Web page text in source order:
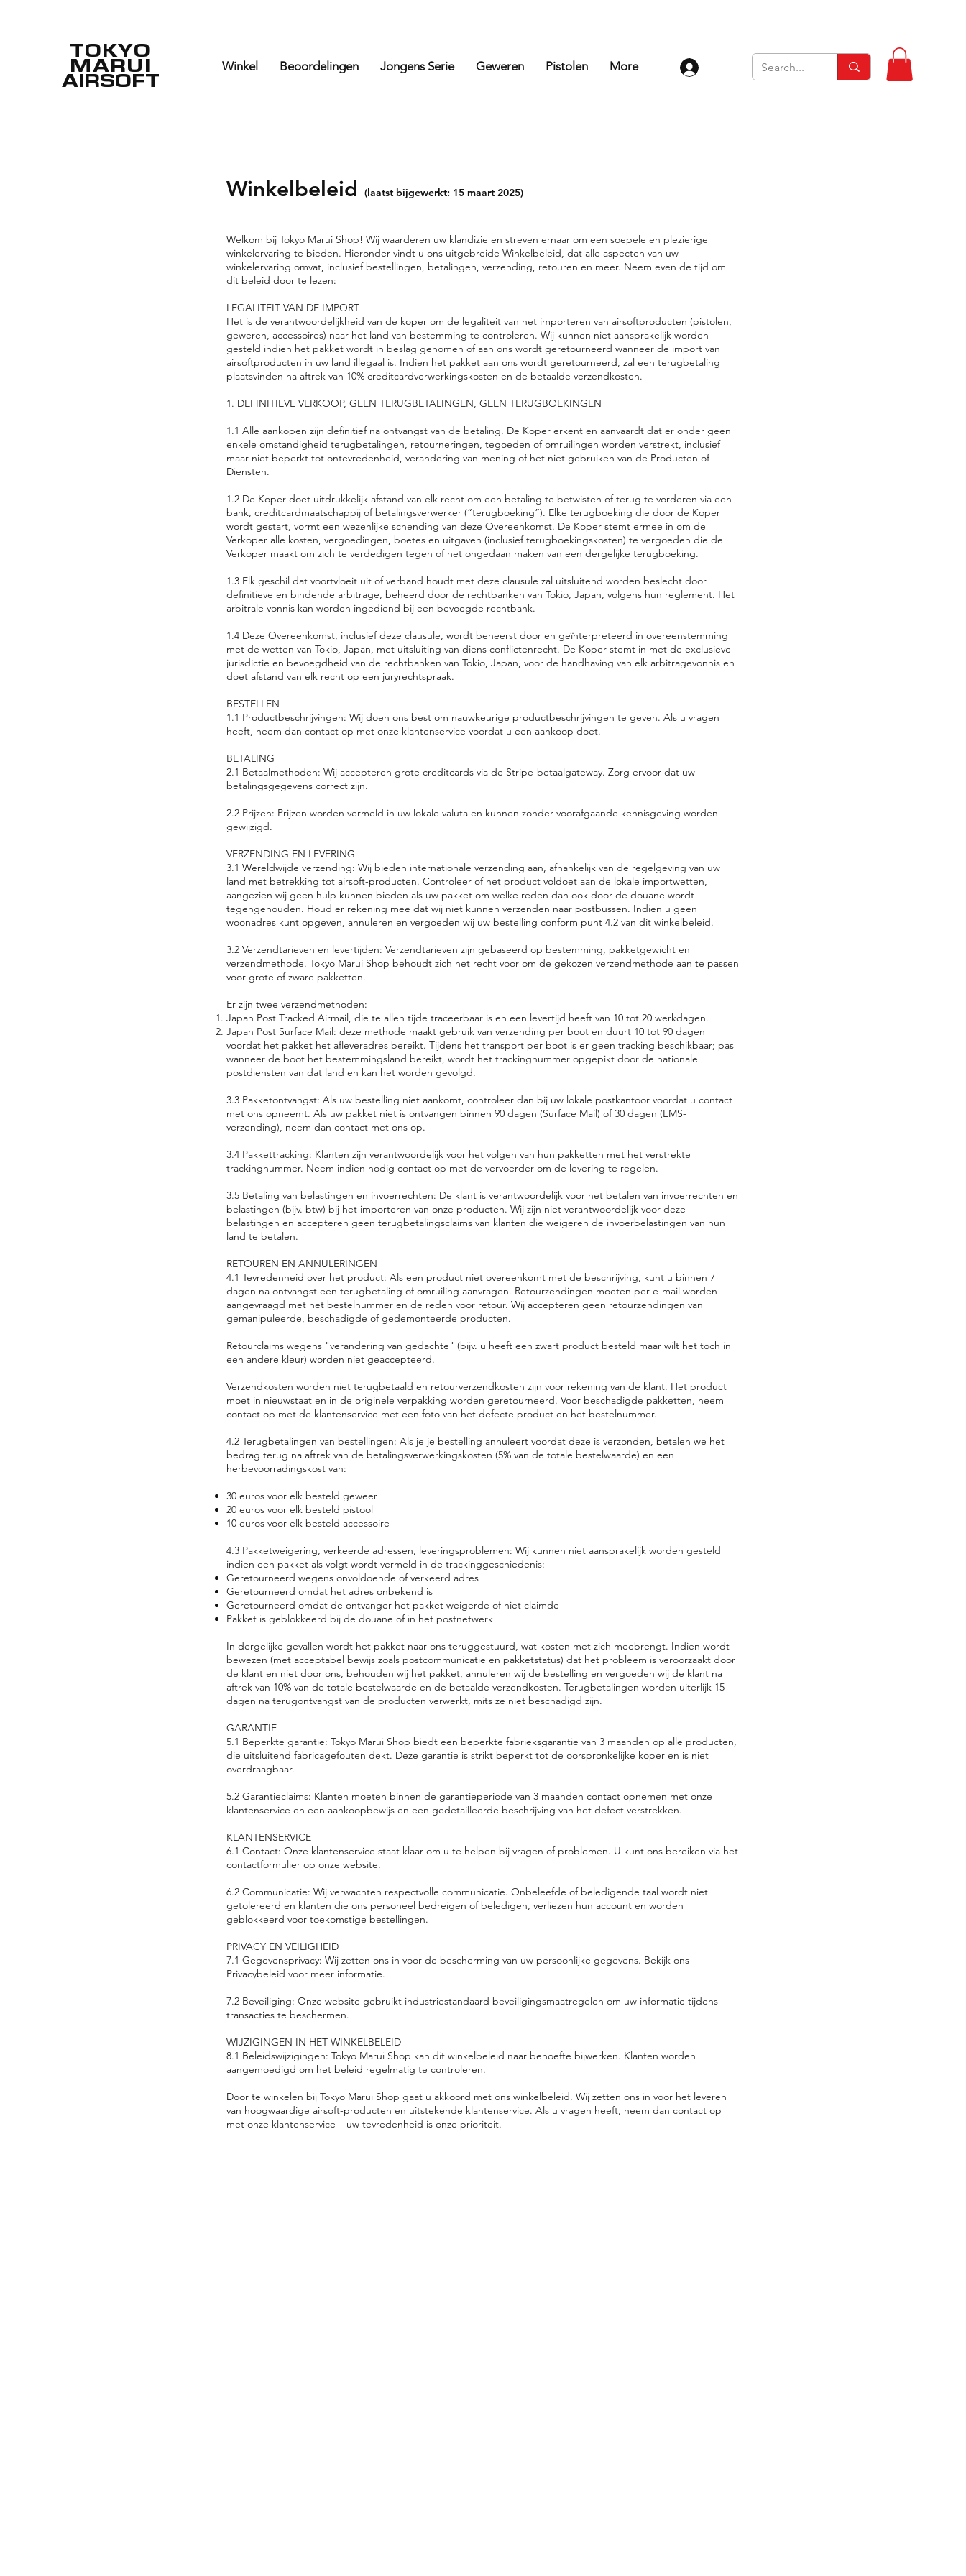
TOKYO
MARUI
AIRSOFT
Winkel Beoordelingen Jongens Serie Geweren Pistolen More
Winkelbeleid (laatst bijgewerkt: 15 maart 2025)
Welkom bij Tokyo Marui Shop! Wij waarderen uw klandizie en streven ernaar om een soepele en plezierige
winkelervaring te bieden. Hieronder vindt u ons uitgebreide Winkelbeleid, dat alle aspecten van uw
winkelervaring omvat, inclusief bestellingen, betalingen, verzending, retouren en meer. Neem even de tijd om
dit beleid door te lezen:
LEGALITEIT VAN DE IMPORT
Het is de verantwoordelijkheid van de koper om de legaliteit van het importeren van airsoftproducten (pistolen,
geweren, accessoires) naar het land van bestemming te controleren. Wij kunnen niet aansprakelijk worden
gesteld indien het pakket wordt in beslag genomen of aan ons wordt geretourneerd wanneer de import van
airsoftproducten in uw land illegaal is. Indien het pakket aan ons wordt geretourneerd, zal een terugbetaling
plaatsvinden na aftrek van 10% creditcardverwerkingskosten en de betaalde verzendkosten.
1. DEFINITIEVE VERKOOP, GEEN TERUGBETALINGEN, GEEN TERUGBOEKINGEN
1.1 Alle aankopen zijn definitief na ontvangst van de betaling. De Koper erkent en aanvaardt dat er onder geen
enkele omstandigheid terugbetalingen, retourneringen, tegoeden of omruilingen worden verstrekt, inclusief
maar niet beperkt tot ontevredenheid, verandering van mening of het niet gebruiken van de Producten of
Diensten.
1.2 De Koper doet uitdrukkelijk afstand van elk recht om een betaling te betwisten of terug te vorderen via een
bank, creditcardmaatschappij of betalingsverwerker (“terugboeking”). Elke terugboeking die door de Koper
wordt gestart, vormt een wezenlijke schending van deze Overeenkomst. De Koper stemt ermee in om de
Verkoper alle kosten, vergoedingen, boetes en uitgaven (inclusief terugboekingskosten) te vergoeden die de
Verkoper maakt om zich te verdedigen tegen of het ongedaan maken van een dergelijke terugboeking.
1.3 Elk geschil dat voortvloeit uit of verband houdt met deze clausule zal uitsluitend worden beslecht door
definitieve en bindende arbitrage, beheerd door de rechtbanken van Tokio, Japan, volgens hun reglement. Het
arbitrale vonnis kan worden ingediend bij een bevoegde rechtbank.
1.4 Deze Overeenkomst, inclusief deze clausule, wordt beheerst door en geïnterpreteerd in overeenstemming
met de wetten van Tokio, Japan, met uitsluiting van diens conflictenrecht. De Koper stemt in met de exclusieve
jurisdictie en bevoegdheid van de rechtbanken van Tokio, Japan, voor de handhaving van elk arbitragevonnis en
doet afstand van elk recht op een juryrechtspraak.
BESTELLEN
1.1 Productbeschrijvingen: Wij doen ons best om nauwkeurige productbeschrijvingen te geven. Als u vragen
heeft, neem dan contact op met onze klantenservice voordat u een aankoop doet.
BETALING
2.1 Betaalmethoden: Wij accepteren grote creditcards via de Stripe-betaalgateway. Zorg ervoor dat uw
betalingsgegevens correct zijn.
2.2 Prijzen: Prijzen worden vermeld in uw lokale valuta en kunnen zonder voorafgaande kennisgeving worden
gewijzigd.
VERZENDING EN LEVERING
3.1 Wereldwijde verzending: Wij bieden internationale verzending aan, afhankelijk van de regelgeving van uw
land met betrekking tot airsoft-producten. Controleer of het product voldoet aan de lokale importwetten,
aangezien wij geen hulp kunnen bieden als uw pakket om welke reden dan ook door de douane wordt
tegengehouden. Houd er rekening mee dat wij niet kunnen verzenden naar postbussen. Indien u geen
woonadres kunt opgeven, annuleren en vergoeden wij uw bestelling conform punt 4.2 van dit winkelbeleid.
3.2 Verzendtarieven en levertijden: Verzendtarieven zijn gebaseerd op bestemming, pakketgewicht en
verzendmethode. Tokyo Marui Shop behoudt zich het recht voor om de gekozen verzendmethode aan te passen
voor grote of zware pakketten.
Er zijn twee verzendmethoden:
Japan Post Tracked Airmail, die te allen tijde traceerbaar is en een levertijd heeft van 10 tot 20 werkdagen.
Japan Post Surface Mail: deze methode maakt gebruik van verzending per boot en duurt 10 tot 90 dagen
voordat het pakket het afleveradres bereikt. Tijdens het transport per boot is er geen tracking beschikbaar; pas
wanneer de boot het bestemmingsland bereikt, wordt het trackingnummer opgepikt door de nationale
postdiensten van dat land en kan het worden gevolgd.
3.3 Pakketontvangst: Als uw bestelling niet aankomt, controleer dan bij uw lokale postkantoor voordat u contact
met ons opneemt. Als uw pakket niet is ontvangen binnen 90 dagen (Surface Mail) of 30 dagen (EMS-
verzending), neem dan contact met ons op.
3.4 Pakkettracking: Klanten zijn verantwoordelijk voor het volgen van hun pakketten met het verstrekte
trackingnummer. Neem indien nodig contact op met de vervoerder om de levering te regelen.
3.5 Betaling van belastingen en invoerrechten: De klant is verantwoordelijk voor het betalen van invoerrechten en
belastingen (bijv. btw) bij het importeren van onze producten. Wij zijn niet verantwoordelijk voor deze
belastingen en accepteren geen terugbetalingsclaims van klanten die weigeren de invoerbelastingen van hun
land te betalen.
RETOUREN EN ANNULERINGEN
4.1 Tevredenheid over het product: Als een product niet overeenkomt met de beschrijving, kunt u binnen 7
dagen na ontvangst een terugbetaling of omruiling aanvragen. Retourzendingen moeten per e-mail worden
aangevraagd met het bestelnummer en de reden voor retour. Wij accepteren geen retourzendingen van
gemanipuleerde, beschadigde of gedemonteerde producten.
Retourclaims wegens "verandering van gedachte" (bijv. u heeft een zwart product besteld maar wilt het toch in
een andere kleur) worden niet geaccepteerd.
Verzendkosten worden niet terugbetaald en retourverzendkosten zijn voor rekening van de klant. Het product
moet in nieuwstaat en in de originele verpakking worden geretourneerd. Voor beschadigde pakketten, neem
contact op met de klantenservice met een foto van het defecte product en het bestelnummer.
4.2 Terugbetalingen van bestellingen: Als je je bestelling annuleert voordat deze is verzonden, betalen we het
bedrag terug na aftrek van de betalingsverwerkingskosten (5% van de totale bestelwaarde) en een
herbevoorradingskost van:
30 euros voor elk besteld geweer
20 euros voor elk besteld pistool
10 euros voor elk besteld accessoire
4.3 Pakketweigering, verkeerde adressen, leveringsproblemen: Wij kunnen niet aansprakelijk worden gesteld
indien een pakket als volgt wordt vermeld in de trackinggeschiedenis:
Geretourneerd wegens onvoldoende of verkeerd adres
Geretourneerd omdat het adres onbekend is
Geretourneerd omdat de ontvanger het pakket weigerde of niet claimde
Pakket is geblokkeerd bij de douane of in het postnetwerk
In dergelijke gevallen wordt het pakket naar ons teruggestuurd, wat kosten met zich meebrengt. Indien wordt
bewezen (met acceptabel bewijs zoals postcommunicatie en pakketstatus) dat het probleem is veroorzaakt door
de klant en niet door ons, behouden wij het pakket, annuleren wij de bestelling en vergoeden wij de klant na
aftrek van 10% van de totale bestelwaarde en de betaalde verzendkosten. Terugbetalingen worden uiterlijk 15
dagen na terugontvangst van de producten verwerkt, mits ze niet beschadigd zijn.
GARANTIE
5.1 Beperkte garantie: Tokyo Marui Shop biedt een beperkte fabrieksgarantie van 3 maanden op alle producten,
die uitsluitend fabricagefouten dekt. Deze garantie is strikt beperkt tot de oorspronkelijke koper en is niet
overdraagbaar.
5.2 Garantieclaims: Klanten moeten binnen de garantieperiode van 3 maanden contact opnemen met onze
klantenservice en een aankoopbewijs en een gedetailleerde beschrijving van het defect verstrekken.
KLANTENSERVICE
6.1 Contact: Onze klantenservice staat klaar om u te helpen bij vragen of problemen. U kunt ons bereiken via het
contactformulier op onze website.
6.2 Communicatie: Wij verwachten respectvolle communicatie. Onbeleefde of beledigende taal wordt niet
getolereerd en klanten die ons personeel bedreigen of beledigen, verliezen hun account en worden
geblokkeerd voor toekomstige bestellingen.
PRIVACY EN VEILIGHEID
7.1 Gegevensprivacy: Wij zetten ons in voor de bescherming van uw persoonlijke gegevens. Bekijk ons
Privacybeleid voor meer informatie.
7.2 Beveiliging: Onze website gebruikt industriestandaard beveiligingsmaatregelen om uw informatie tijdens
transacties te beschermen.
WIJZIGINGEN IN HET WINKELBELEID
8.1 Beleidswijzigingen: Tokyo Marui Shop kan dit winkelbeleid naar behoefte bijwerken. Klanten worden
aangemoedigd om het beleid regelmatig te controleren.
Door te winkelen bij Tokyo Marui Shop gaat u akkoord met ons winkelbeleid. Wij zetten ons in voor het leveren
van hoogwaardige airsoft-producten en uitstekende klantenservice. Als u vragen heeft, neem dan contact op
met onze klantenservice – uw tevredenheid is onze prioriteit.